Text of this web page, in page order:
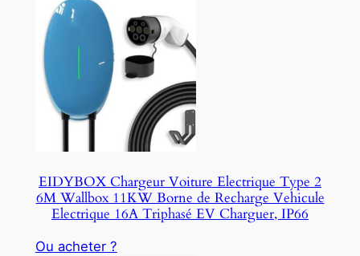
EIDYBOX Chargeur Voiture Electrique Type 2
6M Wallbox 11KW Borne de Recharge Vehicule
Electrique 16A Triphasé EV Charguer, IP66
Ou acheter ?